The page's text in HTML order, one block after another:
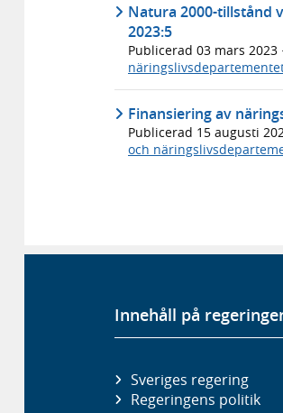
Natura 2000-tillstånd
2023:5
Publicerad 03 mars 2023 ·
Finansiering av
Publicerad 15 augusti
och
Innehåll på
Sveriges regering
Regeringens politik